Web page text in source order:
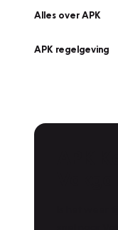
Alles over APK
APK regelgeving